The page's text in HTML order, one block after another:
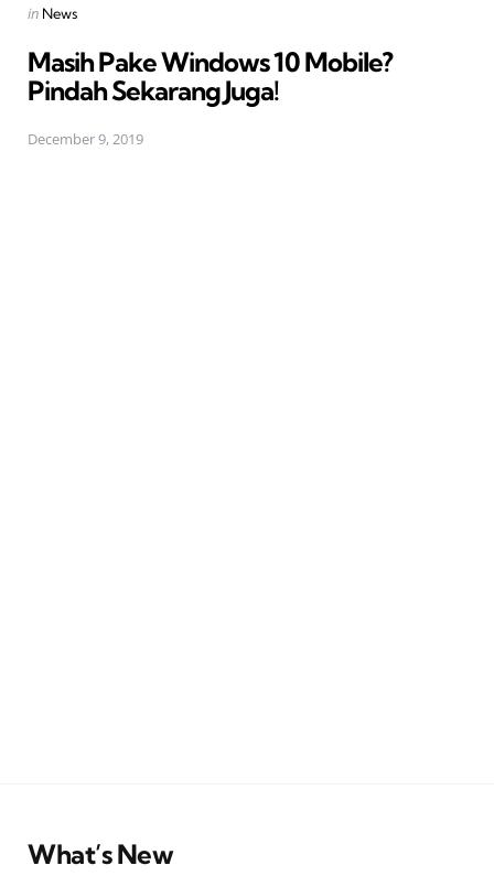
Posted
in News
Masih Pake Windows 10 Mobile?
Pindah Sekarang Juga!
December 9, 2019
What’s New